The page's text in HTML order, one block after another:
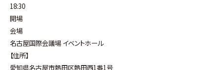
18:30
開場
会場
名古屋国際会議場 イベントホール
【住所】
愛知県名古屋市熱田区熱田西1番1号